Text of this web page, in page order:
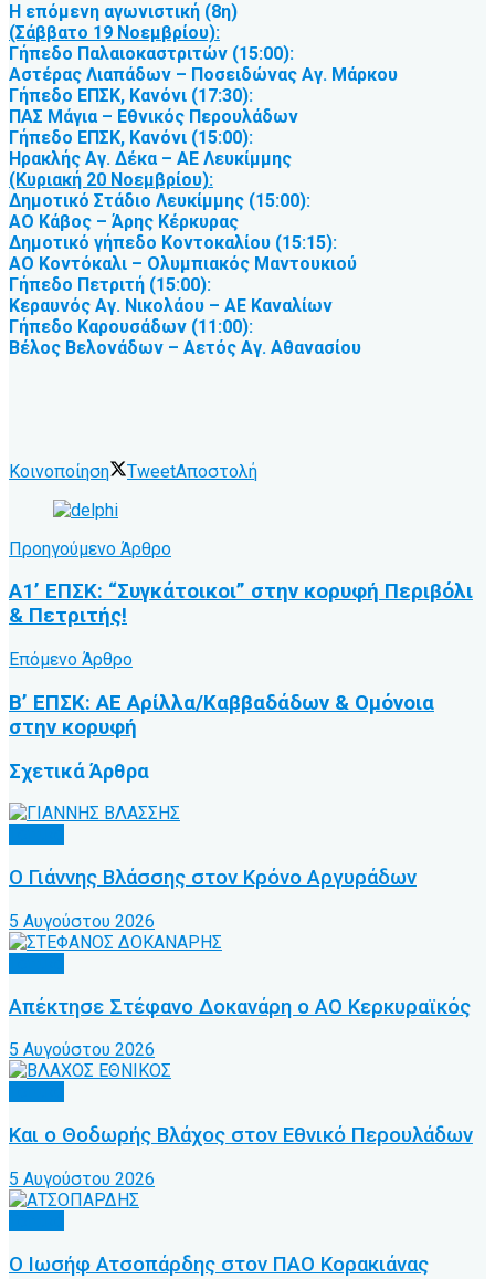
Η επόμενη αγωνιστική (8η)
(Σάββατο 19 Νοεμβρίου):
Γήπεδο Παλαιοκαστριτών (15:00):
Αστέρας Λιαπάδων – Ποσειδώνας Αγ. Μάρκου
Γήπεδο ΕΠΣΚ, Κανόνι (17:30):
ΠΑΣ Μάγια – Εθνικός Περουλάδων
Γήπεδο ΕΠΣΚ, Κανόνι (15:00):
Ηρακλής Αγ. Δέκα – ΑΕ Λευκίμμης
(Κυριακή 20 Νοεμβρίου):
Δημοτικό Στάδιο Λευκίμμης (15:00):
ΑΟ Κάβος – Άρης Κέρκυρας
Δημοτικό γήπεδο Κοντοκαλίου (15:15):
ΑΟ Κοντόκαλι – Ολυμπιακός Μαντουκιού
Γήπεδο Πετριτή (15:00):
Κεραυνός Αγ. Νικολάου – ΑΕ Καναλίων
Γήπεδο Καρουσάδων (11:00):
Βέλος Βελονάδων – Αετός Αγ. Αθανασίου
Κοινοποίηση TweetΑποστολή
Προηγούμενο Άρθρο
Α1’ ΕΠΣΚ: “Συγκάτοικοι” στην κορυφή Περιβόλι
& Πετριτής!
Επόμενο Άρθρο
Β’ ΕΠΣΚ: ΑΕ Αρίλλα/Καββαδάδων & Ομόνοια
στην κορυφή
ΣχετικάΆρθρα
Ο Γιάννης Βλάσσης στον Κρόνο Αργυράδων
5 Αυγούστου 2026
Απέκτησε Στέφανο Δοκανάρη ο ΑΟ Κερκυραϊκός
5 Αυγούστου 2026
Και ο Θοδωρής Βλάχος στον Εθνικό Περουλάδων
5 Αυγούστου 2026
Ο Ιωσήφ Ατσοπάρδης στον ΠΑΟ Κορακιάνας